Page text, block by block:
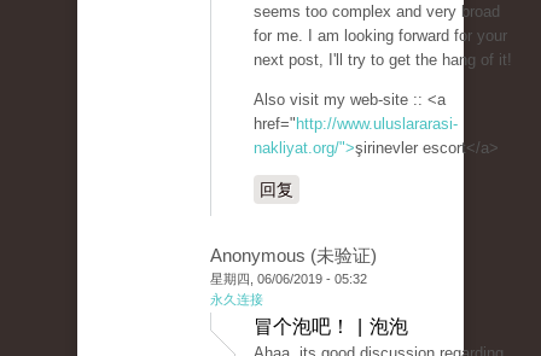
seems too complex and very broad
for me. I am looking forward for your
next post, I'll try to get the hang of it!
Also visit my web-site :: <a
href=" http://www.uluslararasi-
nakliyat.org/">şirinevler escort</a>
回复
Anonymous (未验证)
星期四, 06/06/2019 - 05:32
永久连接
冒个泡吧！ | 泡泡